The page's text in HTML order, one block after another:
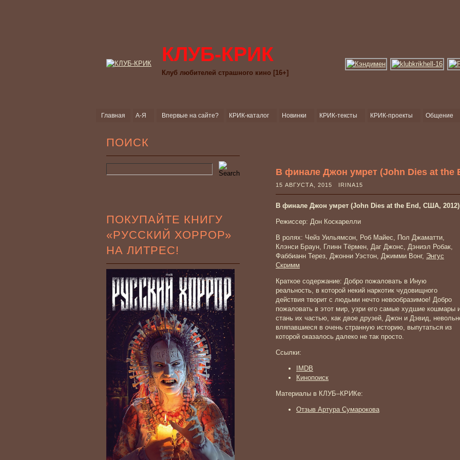
КЛУБ-КРИК
Клуб любителей страшного кино [16+]
Главная А-Я Впервые на сайте? КРИК-каталог Новинки КРИК-тексты КРИК-проекты Общение
ПОИСК
ПОКУПАЙТЕ КНИГУ
«РУССКИЙ ХОРРОР»
НА ЛИТРЕС!
В финале Джон умрет (John Dies at the
15 АВГУСТА, 2015 IRINA15
В финале Джон умрет (John Dies at the End, США, 2012)
Режиссер: Дон Коскарелли
В ролях: Чейз Уильямсон, Роб Майес, Пол Джаматти,
Клэнси Браун, Глинн Тёрмен, Даг Джонс, Дэниэл Робак,
Фаббианн Терез, Джонни Уэстон, Джимми Вонг, Энгус
Скримм
Краткое содержание: Добро пожаловать в Иную
реальность, в которой некий наркотик чудовищного
действия творит с людьми нечто невообразимое! Добро
пожаловать в этот мир, узри его самые худшие кошмары
стань их частью, как двое друзей, Джон и Дэвид,
вляпавшиеся в очень странную историю, выпутаться из
которой оказалось далеко не так просто.
Ссылки:
IMDB
Кинопоиск
Материалы в КЛУБ–КРИКе:
Отзыв Артура Сумарокова